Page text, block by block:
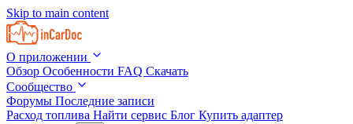
Skip to main content
О приложении
Обзор Особенности FAQ Скачать
Сообщество
Форумы Последние записи
Расход топлива Найти сервис Блог Купить адаптер